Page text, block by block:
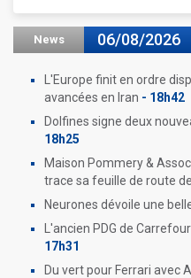
News 06/08/2026
L'Europe finit en ordre
avancées en Iran - 18h42
Dolfines signe deux
18h25
Maison Pommery &
trace sa feuille de route
Neurones dévoile une
L'ancien PDG de
17h31
Du vert pour Ferrari avec